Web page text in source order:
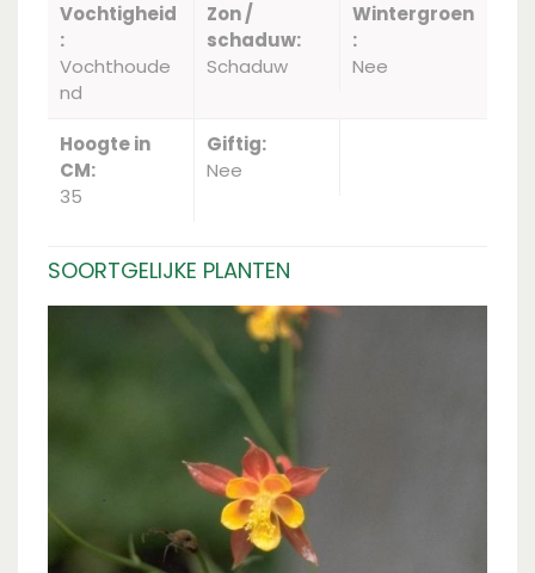
Vochtigheid
:
Vochthoude
nd
Zon /
schaduw:
Schaduw
Wintergroen
:
Nee
Hoogte in
CM:
35
Giftig:
Nee
SOORTGELIJKE PLANTEN